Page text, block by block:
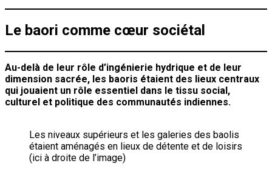
Le baori comme cœur sociétal
Au-delà de leur rôle d’ingénierie hydrique et de leur
dimension sacrée, les baoris étaient des lieux centraux
qui jouaient un rôle essentiel dans le tissu social,
culturel et politique des communautés indiennes.
Les niveaux supérieurs et les galeries des baolis
étaient aménagés en lieux de détente et de loisirs
(ici à droite de l’image)